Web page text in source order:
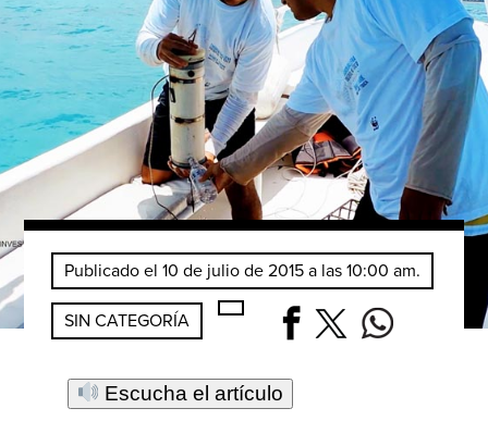
Publicado el 10 de julio de 2015 a las 10:00 am.
SIN CATEGORÍA
Escucha el artículo